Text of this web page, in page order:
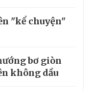
"kể chuyện"
bơ giòn
không dầu